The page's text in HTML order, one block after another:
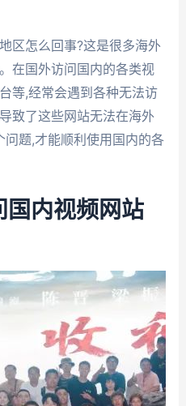
区怎么回事?这是很多海外
在国外访问国内的各类视
等,经常会遇到各种无法访
致了这些网站无法在海外
题,才能顺利使用国内的各
国内视频网站